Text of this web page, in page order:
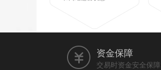
资金保障
交易时资金安全保障